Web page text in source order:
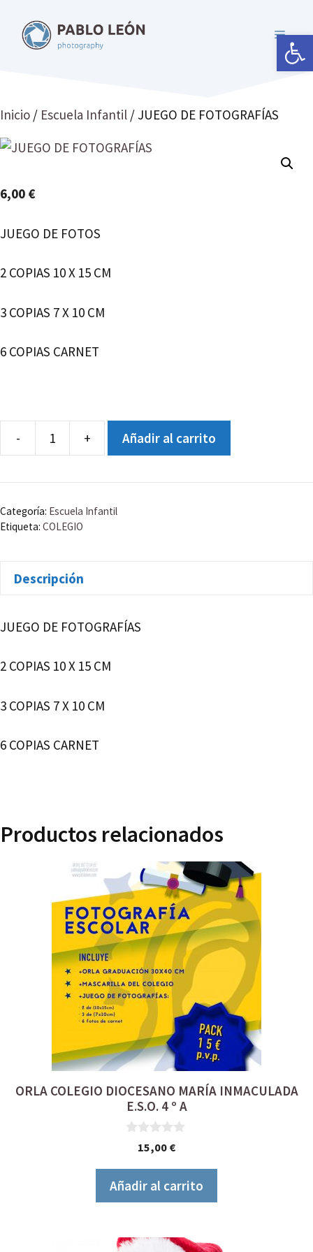
Abrir
contenido
MENÚ
Inicio / Escuela Infantil / JUEGO DE FOTOGRAFÍAS
6,00 €
JUEGO DE FOTOS
2 COPIAS 10 X 15 CM
3 COPIAS 7 X 10 CM
6 COPIAS CARNET
-
JUEGO
FOTOGRAFÍAS
cantidad
+ Añadir al carrito
Categoría: Escuela Infantil
Etiqueta: COLEGIO
Descripción
JUEGO DE FOTOGRAFÍAS
2 COPIAS 10 X 15 CM
3 COPIAS 7 X 10 CM
6 COPIAS CARNET
Productos relacionados
ORLA COLEGIO DIOCESANO MARÍA INMACULADA
E.S.O. 4 º A
15,00 €
Añadir al carrito